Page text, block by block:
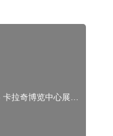
博览中心展馆B区